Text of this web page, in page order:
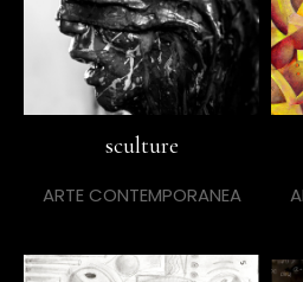
sculture
ARTE CONTEMPORANEA